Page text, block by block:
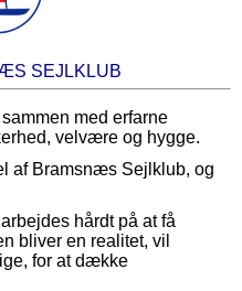
SEJLKLUB
med erfarne
velvære og hygge.
af Bramsnæs Sejlklub, og
hårdt på at få
bliver en realitet, vil
for at dække